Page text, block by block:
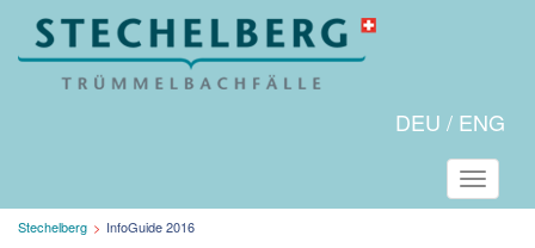
DEU
ENG
Stechelberg
Aktuelle
InfoGuide 2016